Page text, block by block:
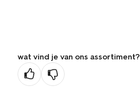
wat vind je van ons assortiment?